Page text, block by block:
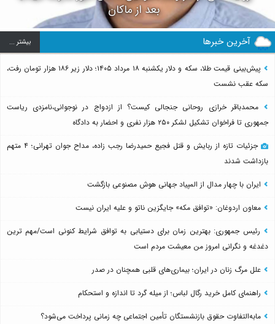
بعد از ماکان
آخرین خبرها بيشتر ...
پیش‌بینی قیمت طلا، سکه و دلار یکشنبه ۱۸ مرداد ۱۴۰۵؛ دلار زیر ۱۸۶ هزار تومان رفت،
سکه عقب نشست
محمدباقر خرازی روحانی جنجالی کیست؟ از ازدواج در نوجوانی،نامزدی ریاست
جمهوری تا فراخوان تشکیل لشکر ۲۵۰ هزار نفری و احضار به دادگاه
جزئیات تازه از ربایش و قتل فجیع حمیدرضا رجب زاده، مداح جوان تهرانی؛ ۴ متهم
بازداشت شدند
ایران با چهار مدال از المپیاد جهانی هوش مصنوعی بازگشت
معاون اردوغان: «توافق مکه» جایگزین ناتو و علیه ایران نیست
رئیس جمهوری: بهترین زمان برای دستیابی به توافق شرایط کنونی است/مهم ترین
دغدغه و نگرانی امروز من معیشت مردم است
علل مرگ زنان در ایران؛ بیماری‌های قلبی همچنان در صدر
راهنمای کامل خرید رگال لباس؛ از میله گرد تا اندازه و استحکام
مابه‌التفاوت حقوق بازنشستگان تأمین اجتماعی چه زمانی پرداخت می‌شود؟